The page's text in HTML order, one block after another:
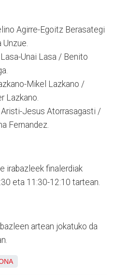
Agirre-Egoitz Berasategi
Unzue.
Unai Lasa / Benito
Mikel Lazkano /
Lazkano.
Aristi-Jesus Atorrasagasti /
Fernandez.
irabazleek finalerdiak
eta 11:30-12:10 tartean.
artean jokatuko da